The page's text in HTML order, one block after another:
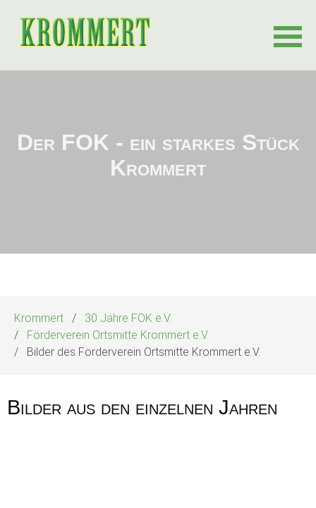
Der FOK - ein starkes Stück
Krommert
Krommert
30 Jahre FOK e.V.
Förderverein Ortsmitte Krommert e.V.
Bilder des Förderverein Ortsmitte Krommert e.V.
Bilder aus den einzelnen Jahren